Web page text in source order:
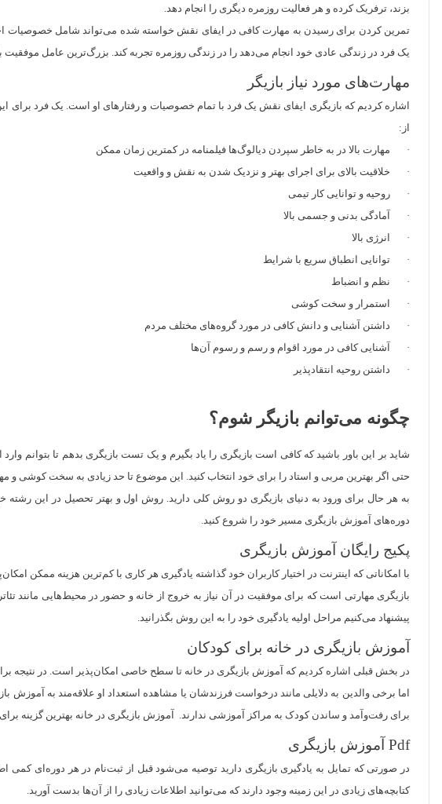
بزند، ترفریک کرده و هر فعالیت روز‌مره دیگری را انجام دهد.
تمرین کردن برای رسیدن به مهارت کافی در ایفای نقش خواسته شده می‌تواند شامل خصوصیات
یک فرد در زندگی عادی خود انجام می‌دهد را در زندگی روزمره تجربه کند. بزرگ‌ترین عامل
مهارت‌های مورد نیاز بازیگر
اشاره کردیم که بازیگری ایفای نقش یک فرد با تمام خصوصیات و رفتارهای او است. یک فرد برای
از:
· مهارت بالا در به خاطر سپردن دیالوگ‌ها فیلمنامه در کمترین زمان ممکن
· خلاقیت بالای برای اجرای بهتر و نزدیک شدن به نقش و واقعیت
· روحیه و توانایی کار تیمی
· آمادگی بدنی و جسمی بالا
· انرژی بالا
· توانایی انطباق سریع با شرایط
· نظم و انضباط
· استمرار و سخت کوشی
· داشتن آشنایی و دانش کافی در مورد گروه‌های مختلف مردم
· آشنایی کافی در مورد اقوام و رسم و رسوم آن‌ها
· داشتن روحیه انتقادپذیر
چگونه می‌توانم بازیگر شوم؟
شاید بر این باور باشید که کافی است بازیگری را یاد بگیرم و یک تست بازیگری بدهم تا
حتی اگر بهترین مربی و استاد را برای خود انتخاب کنید. این موضوع تا حد زیادی به سخت کوشی و
به هر حال برای ورود به دنیای بازیگری دو روش کلی دارید. روش اول و بهتر تحصیل در این
دور‌ه‌های آموزش بازیگری مسیر خود را شروع کنید.
پکیج رایگان آموزش بازیگری
با امکاناتی که اینترنت در اختیار کاربران خود گذاشته‌ یادگیری هر کاری با کم‌ترین هزینه ممکن
بازیگری مهارتی است که برای موفقیت در آن نیاز به خروج از خانه و حضور در محیط‌هایی مانند
پیشنهاد می‌کنیم مراحل اولیه یادگیری خود را به این روش بگذرانید.
آموزش بازیگری در خانه برای کودکان
در بخش قبلی اشاره کردیم که آموزش بازیگری در خانه تا سطح خاصی امکان‌پذیر است. در نتیجه برای
اما برخی والدین به دلایلی مانند درخواست فرزندشان یا مشاهده استعداد او علاقه‌مند به
برای رفت‌وآمد و ساندن کودک به مراکز آموزشی ندارند. آموزش بازیگری در خانه بهترین گزینه
Pdf آموزش بازیگری
کتابچه‌های زیادی در این زمینه وجود دارند که می‌توانید اطلاعات زیادی را از آن‌ها بدست آورید.